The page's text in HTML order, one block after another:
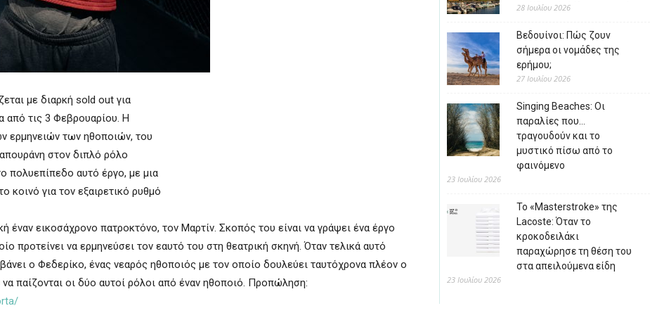
με διαρκή sold out για
από τις 3 Φεβρουαρίου. Η
ερμηνειών των ηθοποιών, του
στον διπλό ρόλο
πολυεπίπεδο αυτό έργο, με μια
κοινό για τον εξαιρετικό ρυθμό
εικοσάχρονο πατροκτόνο, τον Μαρτίν. Σκοπός του είναι να γράψει ένα έργο
προτείνει να ερμηνεύσει τον εαυτό του στη θεατρική σκηνή. Όταν τελικά αυτό
ο Φεδερίκο, ένας νεαρός ηθοποιός με τον οποίο δουλεύει ταυτόχρονα πλέον ο
παίζονται οι δύο αυτοί ρόλοι από έναν ηθοποιό. Προπώληση:
28 Ιουλίου 2026
Βεδουίνοι: Πώς ζουν
σήμερα οι νομάδες της
ερήμου;
27 Ιουλίου 2026
Singing Beaches: Οι
παραλίες που…
τραγουδούν και το
μυστικό πίσω από το
φαινόμενο
23 Ιουλίου 2026
Το «Masterstroke» της
Lacoste: Όταν το
κροκοδειλάκι
παραχώρησε τη θέση του
στα απειλούμενα είδη
23 Ιουλίου 2026